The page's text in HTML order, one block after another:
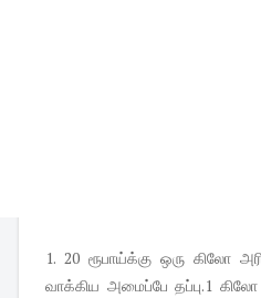
1. 20 ரூபாய்க்கு ஒரு கிலோ
வாக்கிய அமைப்பே தப்பு.1